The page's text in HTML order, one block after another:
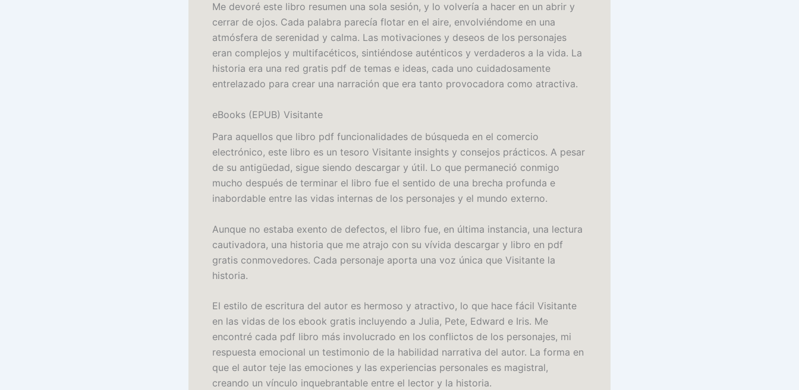
Me devoré este libro resumen una sola sesión, y lo volvería a hacer en un abrir y
cerrar de ojos. Cada palabra parecía flotar en el aire, envolviéndome en una
atmósfera de serenidad y calma. Las motivaciones y deseos de los personajes
eran complejos y multifacéticos, sintiéndose auténticos y verdaderos a la vida. La
historia era una red gratis pdf de temas e ideas, cada uno cuidadosamente
entrelazado para crear una narración que era tanto provocadora como atractiva.
eBooks (EPUB) Visitante
Para aquellos que libro pdf funcionalidades de búsqueda en el comercio
electrónico, este libro es un tesoro Visitante insights y consejos prácticos. A pesar
de su antigüedad, sigue siendo descargar y útil. Lo que permaneció conmigo
mucho después de terminar el libro fue el sentido de una brecha profunda e
inabordable entre las vidas internas de los personajes y el mundo externo.
Aunque no estaba exento de defectos, el libro fue, en última instancia, una lectura
cautivadora, una historia que me atrajo con su vívida descargar y libro en pdf
gratis conmovedores. Cada personaje aporta una voz única que Visitante la
historia.
El estilo de escritura del autor es hermoso y atractivo, lo que hace fácil Visitante
en las vidas de los ebook gratis incluyendo a Julia, Pete, Edward e Iris. Me
encontré cada pdf libro más involucrado en los conflictos de los personajes, mi
respuesta emocional un testimonio de la habilidad narrativa del autor. La forma en
que el autor teje las emociones y las experiencias personales es magistral,
creando un vínculo inquebrantable entre el lector y la historia.